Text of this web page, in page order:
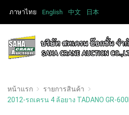
ภาษาไทย English 中文 日本
หน้าแรก
รายการสินค้า
2012-รถเครน 4 ล้อยาง TADANO GR-